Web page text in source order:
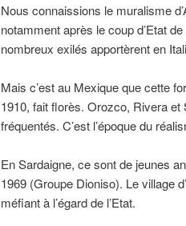
Nous connaissions le muralisme
notamment après le coup d’Etat
nombreux exilés apportèrent en
Mais c’est au Mexique que cette
1910, fait florès. Orozco, Rivera
fréquentés. C’est l’époque du
En Sardaigne, ce sont de jeunes
1969 (Groupe Dioniso). Le village
méfiant à l’égard de l’Etat.